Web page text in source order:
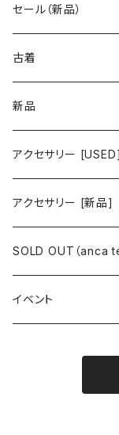
古着 秋冬コレクション
古着 春夏コレクション
セール（新品）
古着
ワンピース/ドレス
ワンピース
ミニワンピース
オールインワン（オーバ
トップス
シャツ・ブラウス
ニット
ボトムス
スカート
パンツ
アウター
ジャケット
インナー
ブランドでさがす
新品
ワンピース/ドレス
ワンピース
ミニワンピース
トップス
シャツ・ブラウス
オーバーサイズシャツ
ボトムス
スカート
アウター
タグ（原産国、生産
アクセサリー [USED]
ピアス
イヤリング
イヤーカフ
アクセサリー [新品]
ピアス
イヤリング
ペンダントトップ
SOLD OUT（anca
コーデ買い
イベント